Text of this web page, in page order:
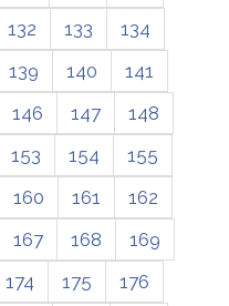
132 133
134
139 140
141
146 147
148
153 154
155
160 161
162
167 168
169
174 175
176